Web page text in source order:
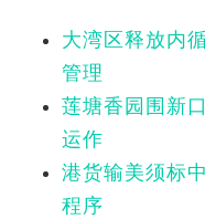
大湾区释放内
管理
莲塘香园围新
运作
港货输美须标
程序